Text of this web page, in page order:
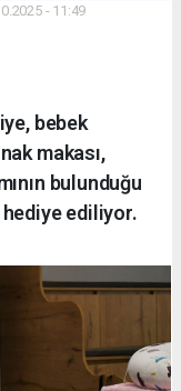
- 11:49
bebek
makası,
bulunduğu
hediye ediliyor.